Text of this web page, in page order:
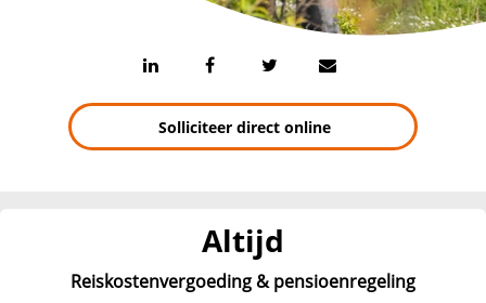
Solliciteer direct online
Altijd
Reiskostenvergoeding & pensioenregeling